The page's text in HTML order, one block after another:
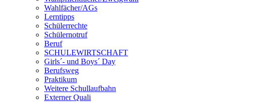
Wahlfächer/AGs
Lerntipps
Schülerrechte
Schülernotruf
Beruf
SCHULEWIRTSCHAFT
Girls´- und Boys´ Day
Berufsweg
Praktikum
Weitere Schullaufbahn
Externer Quali